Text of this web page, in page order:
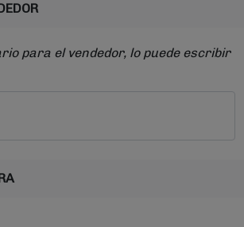
para el vendedor, lo puede escribir